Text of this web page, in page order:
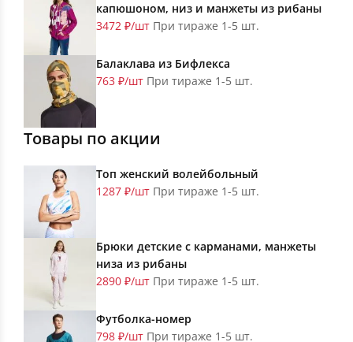
капюшоном, низ и манжеты из рибаны
3472 ₽/шт При тираже 1-5 шт.
Балаклава из Бифлекса
763 ₽/шт При тираже 1-5 шт.
Товары по акции
Топ женский волейбольный
1287 ₽/шт При тираже 1-5 шт.
Брюки детские с карманами, манжеты
низа из рибаны
2890 ₽/шт При тираже 1-5 шт.
Футболка-номер
798 ₽/шт При тираже 1-5 шт.